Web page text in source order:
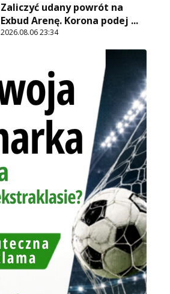
Zaliczyć udany powrót na
Exbud Arenę. Korona podej ...
2026.08.06 23:34